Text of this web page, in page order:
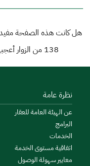
هل كانت هذه الصفحة
138 من الزوار
نظرة عامة
عن الهيئة العامة للعقار
البرامج
الخدمات
اتفاقية مستوى الخدمة
معايير سهولة الوصول